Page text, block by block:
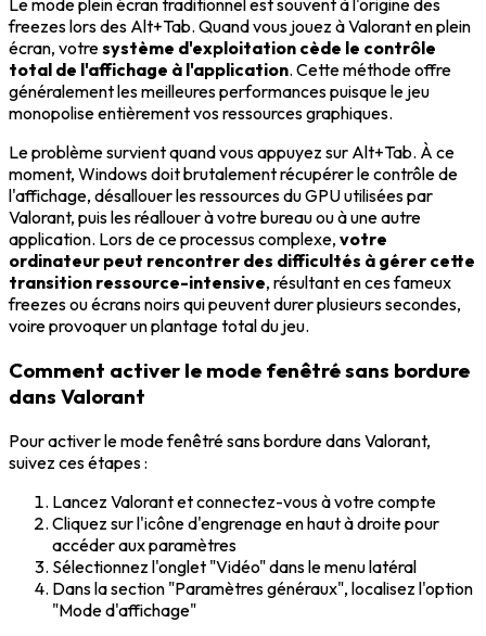
Le mode plein écran traditionnel est souvent à l'origine des
freezes lors des Alt+Tab. Quand vous jouez à Valorant en plein
écran, votresystème d'exploitation cède le contrôle
total de l'affichage à l'application. Cette méthode offre
généralement les meilleures performances puisque le jeu
monopolise entièrement vos ressources graphiques.
Le problème survient quand vous appuyez sur Alt+Tab. À ce
moment, Windows doit brutalement récupérer le contrôle de
l'affichage, désallouer les ressources du GPU utilisées par
Valorant, puis les réallouer à votre bureau ou à une autre
application. Lors de ce processus complexe, votre
ordinateur peut rencontrer des difficultés à gérer cette
transition ressource-intensive, résultant en ces fameux
freezes ou écrans noirs qui peuvent durer plusieurs secondes,
voire provoquer un plantage total du jeu.
Comment activer le mode fenêtré sans bordure
dans Valorant
Pour activer le mode fenêtré sans bordure dans Valorant,
suivez ces étapes :
Lancez Valorant et connectez-vous à votre compte
Cliquez sur l'icône d'engrenage en haut à droite pour
accéder aux paramètres
Sélectionnez l'onglet "Vidéo" dans le menu latéral
Dans la section "Paramètres généraux", localisez l'option
"Mode d'affichage"